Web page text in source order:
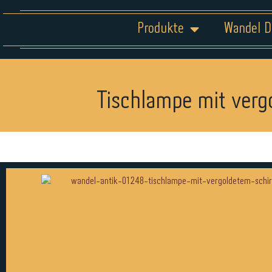
Produkte Wandel
Tischlampe mit